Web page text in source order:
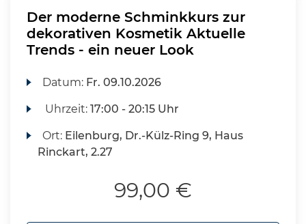
Der moderne Schminkkurs zur
dekorativen Kosmetik Aktuelle
Trends - ein neuer Look
Datum: Fr. 09.10.2026
Uhrzeit:17:00 - 20:15 Uhr
Ort: Eilenburg, Dr.-Külz-Ring 9, Haus
Rinckart, 2.27
99,00 €